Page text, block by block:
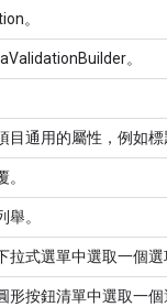
。
。
目通用的屬性，例如
。
拉式選單中選取一個
形按鈕清單中選取一